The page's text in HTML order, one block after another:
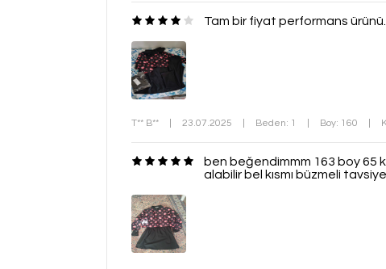
Tam bir fiyat performans
T** B** 23.07.2025 Beden: 1 Boy: 160
ben beğendimmm 163 boy 65
alabilir bel kısmı büzmeli